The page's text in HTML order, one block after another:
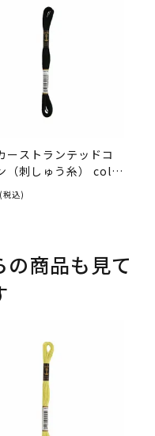
ーストランテッドコ
（刺しゅう糸） col.4
(税込)
商品も見て